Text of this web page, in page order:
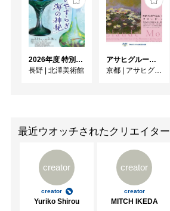
2026年度 特別展「ガレとドーム、アール･ヌーヴォーのガラス 水辺のやすらぎ、海の神秘」
長野 | 北澤美術館
アサヒグループ大山崎山荘美術館 開館30周年記念展「没後100年 クロード・モネ」
京都 | アサヒグループ大山崎山荘美術館
最近ウオッチされたクリエイター
creator
creator
Yuriko Shirou
creator
creator
MITCH IKEDA